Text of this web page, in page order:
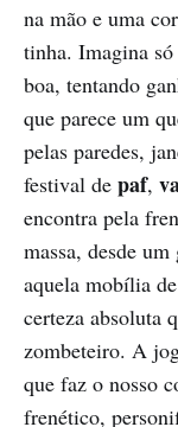
na mão e uma
tinha. Imagina
boa, tentando
que parece um
pelas paredes,
festival de paf,
encontra pela
massa, desde
aquela mobília
certeza absoluta
zombeteiro. A
que faz o nosso
frenético,